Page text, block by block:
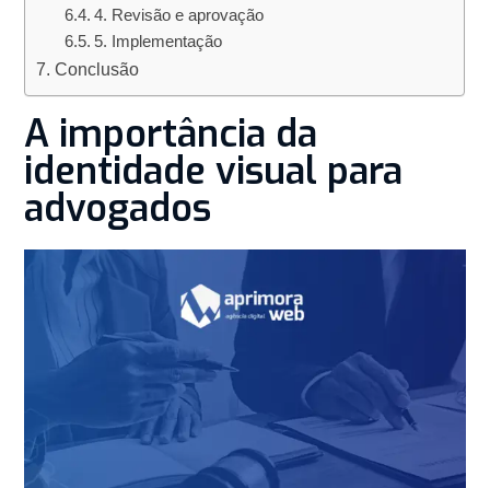
4. Revisão e aprovação
5. Implementação
Conclusão
A importância da
identidade visual para
advogados